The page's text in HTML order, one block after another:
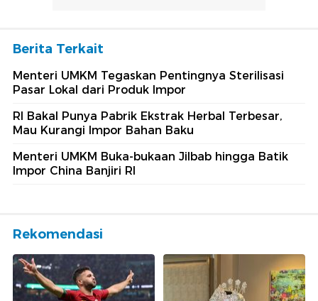
Berita Terkait
Menteri UMKM Tegaskan Pentingnya Sterilisasi
Pasar Lokal dari Produk Impor
RI Bakal Punya Pabrik Ekstrak Herbal Terbesar,
Mau Kurangi Impor Bahan Baku
Menteri UMKM Buka-bukaan Jilbab hingga Batik
Impor China Banjiri RI
Rekomendasi